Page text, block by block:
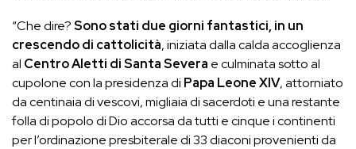
“Che dire?Sono stati due giorni fantastici, in un
crescendo di cattolicità, iniziata dalla calda accoglienza
al Centro Aletti di Santa Severa e culminata sotto al
cupolone con la presidenza di Papa Leone XIV, attorniato
da centinaia di vescovi, migliaia di sacerdoti e una restante
folla di popolo di Dio accorsa da tutti e cinque i continenti
per l’ordinazione presbiterale di 33 diaconi provenienti da